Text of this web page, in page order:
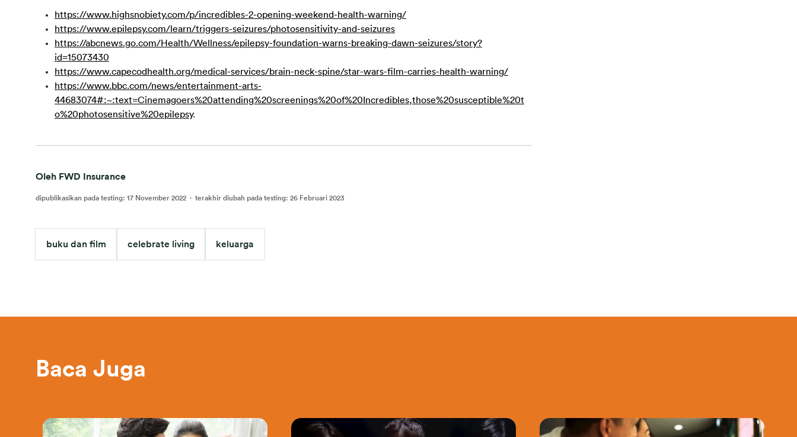
https://www.highsnobiety.com/p/incredibles-2-opening-weekend-health-warning/
https://www.epilepsy.com/learn/triggers-seizures/photosensitivity-and-seizures
https://abcnews.go.com/Health/Wellness/epilepsy-foundation-warns-breaking-dawn-seizures/story?
id=15073430
https://www.capecodhealth.org/medical-services/brain-neck-spine/star-wars-film-carries-health-warning/
https://www.bbc.com/news/entertainment-arts-
44683074#:~:text=Cinemagoers%20attending%20screenings%20of%20Incredibles,those%20susceptible%20t
o%20photosensitive%20epilepsy.
Oleh FWD Insurance
dipublikasikan pada testing: 17 November 2022 · terakhir diubah pada testing: 26 Februari 2023
buku dan film celebrate living keluarga
Baca Juga